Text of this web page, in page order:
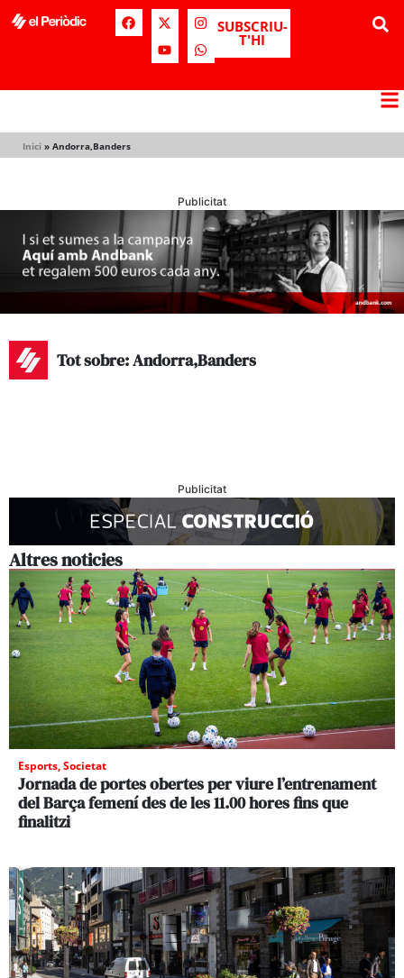
SUBSCRIU-
T'HI
Inici » Andorra,Banders
Publicitat
Tot sobre: Andorra,Banders
Publicitat
Altres noticies
Esports,Societat
Jornada de portes obertes per viure l’entrenament
del Barça femení des de les 11.00 hores fins que
finalitzi